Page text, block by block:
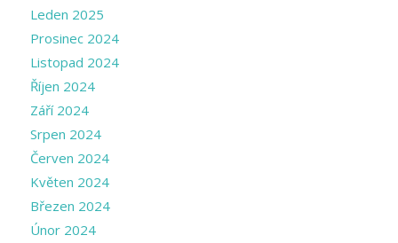
Leden 2025
Prosinec 2024
Listopad 2024
Říjen 2024
Září 2024
Srpen 2024
Červen 2024
Květen 2024
Březen 2024
Únor 2024